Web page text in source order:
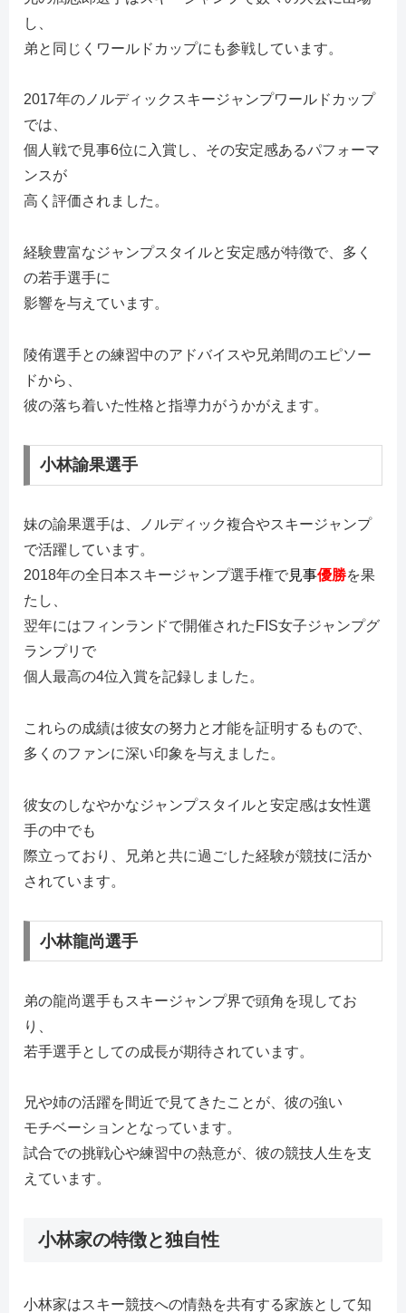
し、
弟と同じくワールドカップにも参戦しています。
2017年のノルディックスキージャンプワールドカップ
では、
個人戦で見事6位に入賞し、その安定感あるパフォーマ
ンスが
高く評価されました。
経験豊富なジャンプスタイルと安定感が特徴で、多く
の若手選手に
影響を与えています。
陵侑選手との練習中のアドバイスや兄弟間のエピソー
ドから、
彼の落ち着いた性格と指導力がうかがえます。
小林諭果選手
妹の諭果選手は、ノルディック複合やスキージャンプ
で活躍しています。
2018年の全日本スキージャンプ選手権で見事優勝を果
たし、
翌年にはフィンランドで開催されたFIS女子ジャンプグ
ランプリで
個人最高の4位入賞を記録しました。
これらの成績は彼女の努力と才能を証明するもので、
多くのファンに深い印象を与えました。
彼女のしなやかなジャンプスタイルと安定感は女性選
手の中でも
際立っており、兄弟と共に過ごした経験が競技に活か
されています。
小林龍尚選手
弟の龍尚選手もスキージャンプ界で頭角を現してお
り、
若手選手としての成長が期待されています。
兄や姉の活躍を間近で見てきたことが、彼の強い
モチベーションとなっています。
試合での挑戦心や練習中の熱意が、彼の競技人生を支
えています。
小林家の特徴と独自性
小林家はスキー競技への情熱を共有する家族として知